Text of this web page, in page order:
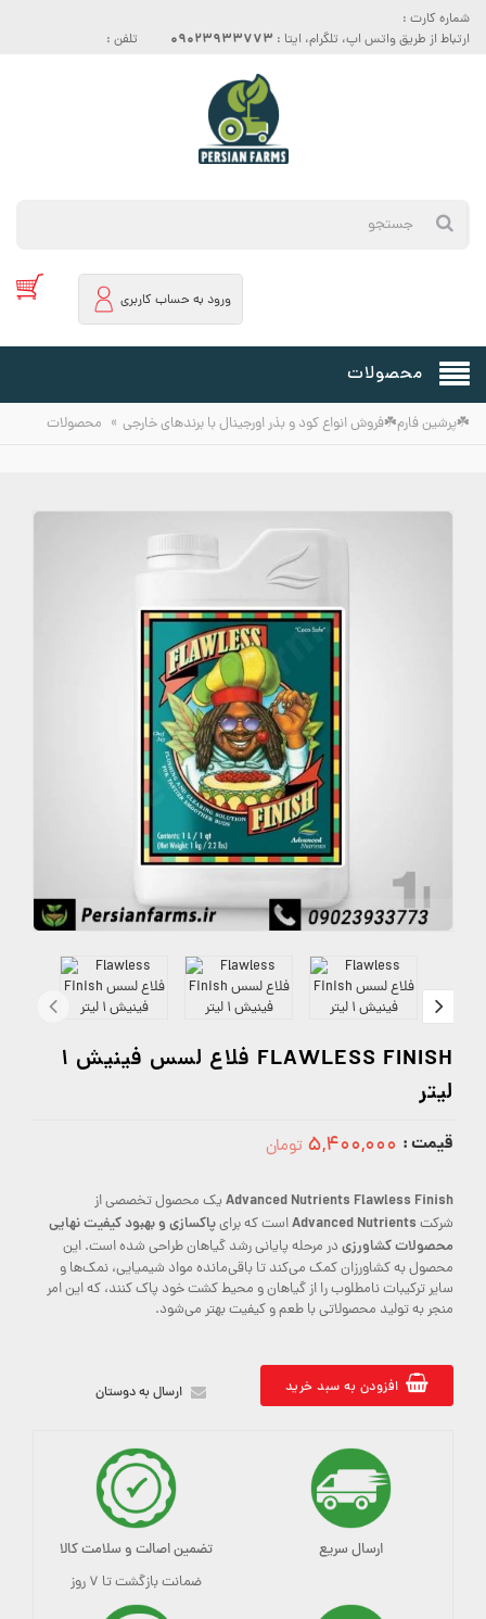
شماره کارت :
ارتباط از طریق واتس اپ، تلگرام، ایتا : 09023933773 تلفن :
ورود به حساب کاربری
محصولات
☘️پرشین فارم☘️فروش انواع کود و بذر اورجینال با برندهای خارجی » محصولات
FLAWLESS FINISH فلاع لسس فینیش 1
لیتر
قیمت : ۵,۴۰۰,۰۰۰ تومان
Advanced Nutrients Flawless Finishیک محصول تخصصی از
شرکت Advanced Nutrientsاست که برایپاکسازی و بهبود کیفیت نهایی
محصولات کشاورزی در مرحله پایانی رشد گیاهان طراحی شده است. این
محصول به کشاورزان کمک می‌کند تا باقی‌مانده مواد شیمیایی، نمک‌ها و
سایر ترکیبات نامطلوب را از گیاهان و محیط کشت خود پاک کنند، که این امر
منجر به تولید محصولاتی با طعم و کیفیت بهتر می‌شود.
افزودن به سبد خرید ارسال به دوستان
ارسال سریع تضمین اصالت و سلامت کالا
ضمانت بازگشت تا ۷ روز